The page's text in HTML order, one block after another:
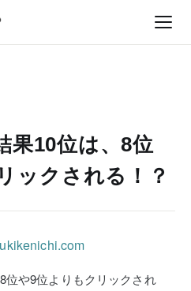
果10位は、8位
ックされる！？
位や9位よりもクリックされ